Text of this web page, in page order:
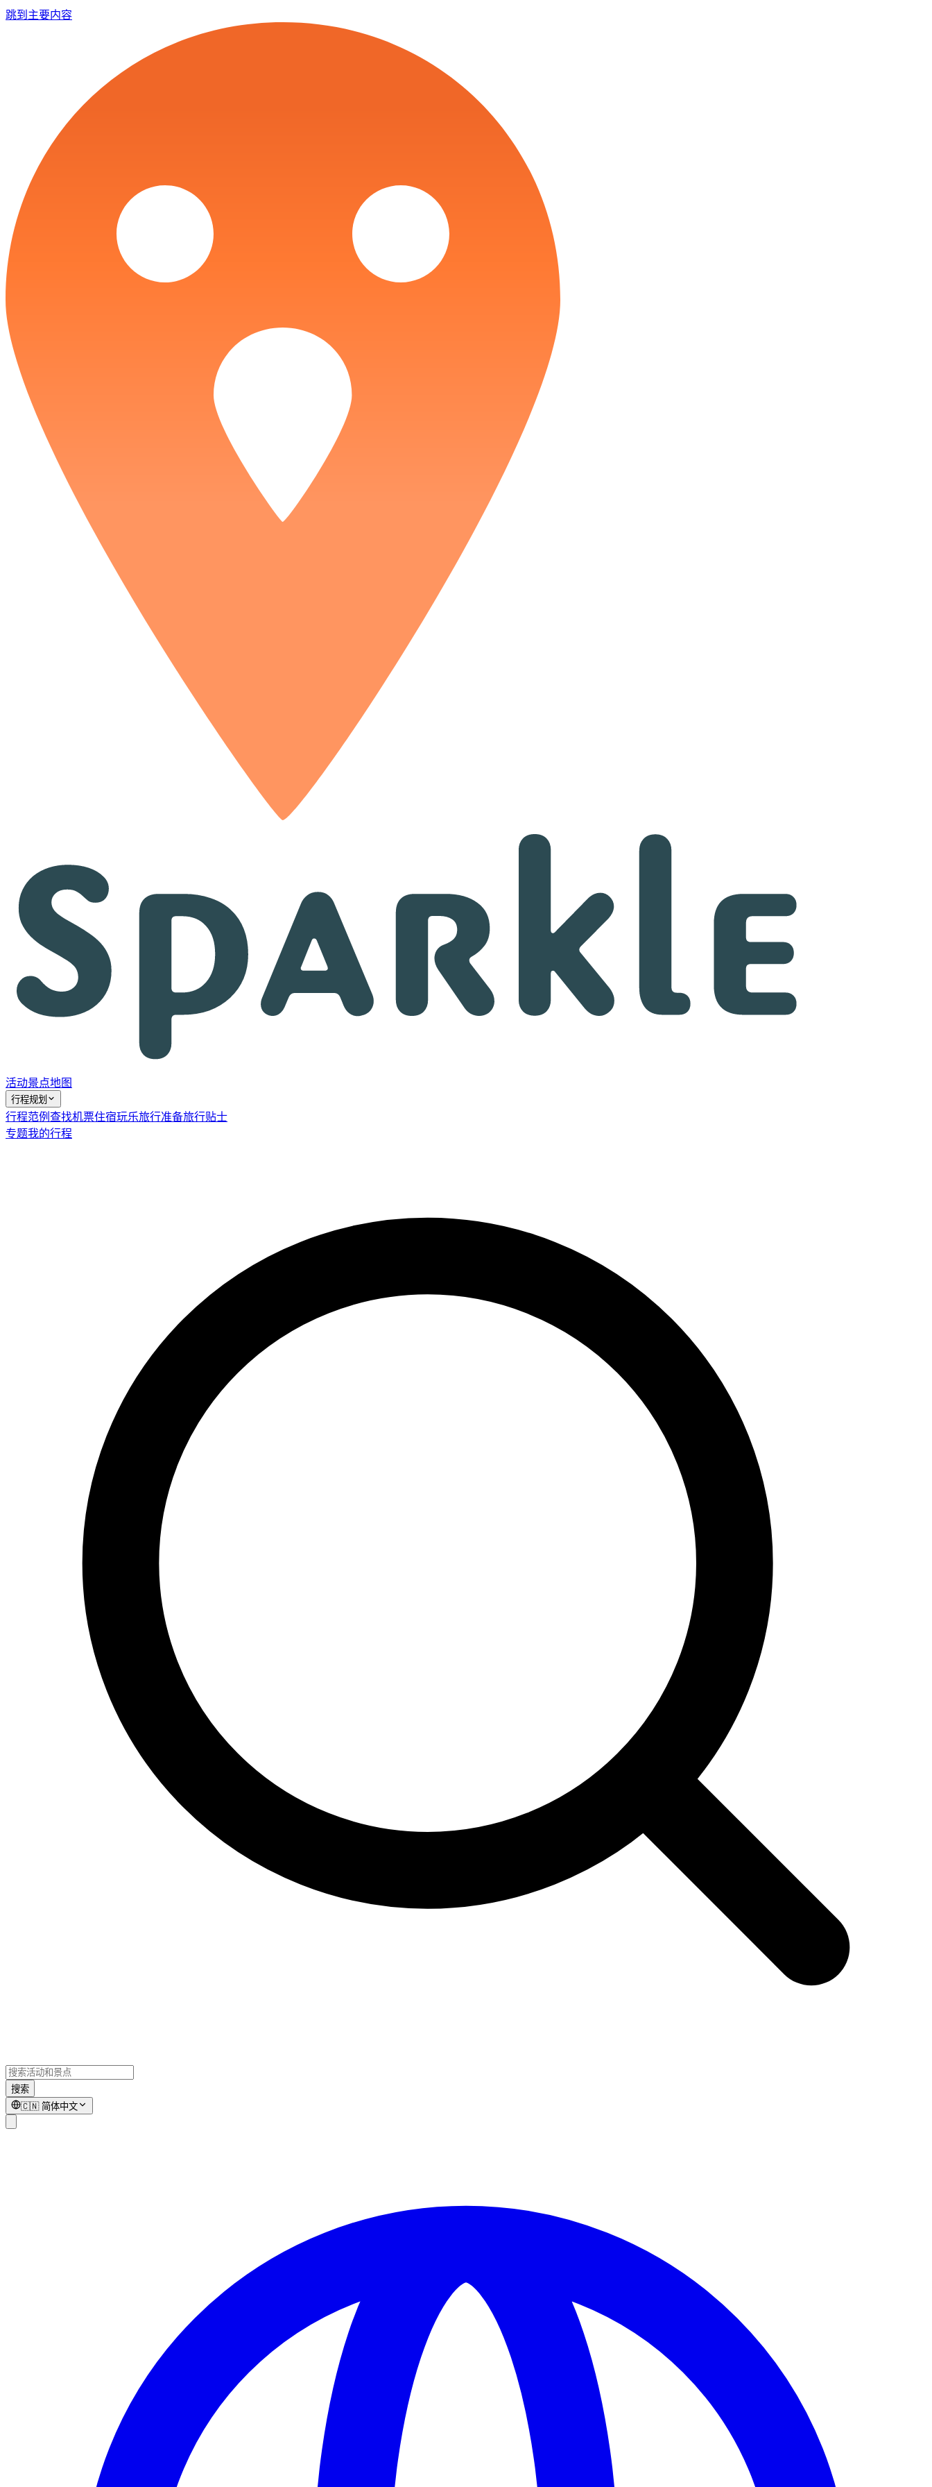
跳到主要内容
活动景点地图
行程规划
行程范例 查找机票住宿玩乐旅行准备旅行贴士
专题我的行程
搜索
🇨🇳 简体中文